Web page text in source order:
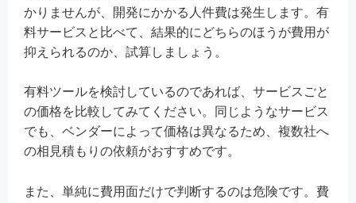
かりませんが、開発にかかる人件費は発生します。有
料サービスと比べて、結果的にどちらのほうが費用が
抑えられるのか、試算しましょう。
有料ツールを検討しているのであれば、サービスごと
の価格を比較してみてください。同じようなサービス
でも、ベンダーによって価格は異なるため、複数社へ
の相見積もりの依頼がおすすめです。
また、単純に費用面だけで判断するのは危険です。費